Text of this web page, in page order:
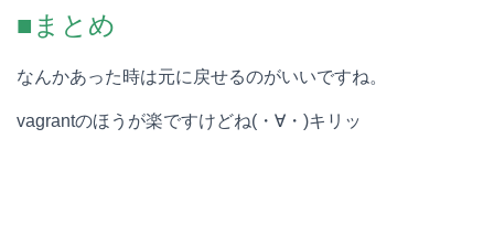
■まとめ
なんかあった時は元に戻せるのがいいですね。
vagrantのほうが楽ですけどね(・∀・)キリッ